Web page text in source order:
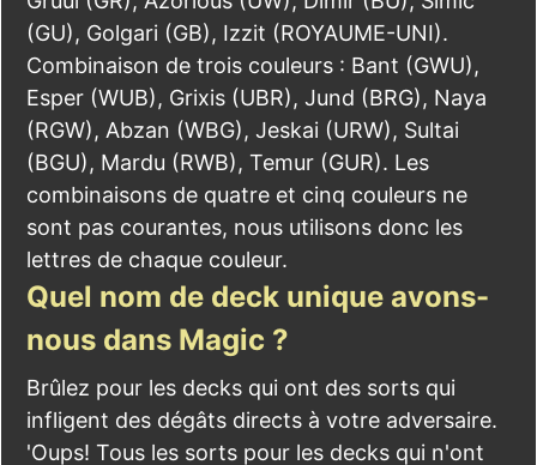
(GU), Golgari (GB), Izzit (ROYAUME-UNI).
Combinaison de trois couleurs : Bant (GWU),
Esper (WUB), Grixis (UBR), Jund (BRG), Naya
(RGW), Abzan (WBG), Jeskai (URW), Sultai
(BGU), Mardu (RWB), Temur (GUR). Les
combinaisons de quatre et cinq couleurs ne
sont pas courantes, nous utilisons donc les
lettres de chaque couleur.
Quel nom de deck unique avons-
nous dans Magic ?
Brûlez pour les decks qui ont des sorts qui
infligent des dégâts directs à votre adversaire.
'Oups! Tous les sorts pour les decks qui n'ont